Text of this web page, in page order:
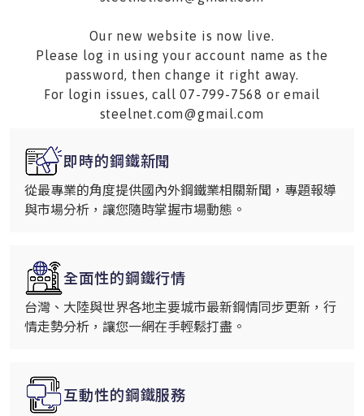
Our new website is now live.
Please log in using your account name as the
password, then change it right away.
For login issues, call 07-799-7568 or email
steelnet.com@gmail.com
即時的鋼鐵新聞
從最專業的角度提供國內外鋼鐵業相關新聞，專題報導
與市場分析，讓您隨時掌握市場動態。
全面性的鋼鐵行情
台灣、大陸與世界各地主要城市最新鋼情同步更新，行
情走勢分析，讓您一網在手輕鬆打盡。
互動性的鋼鐵服務